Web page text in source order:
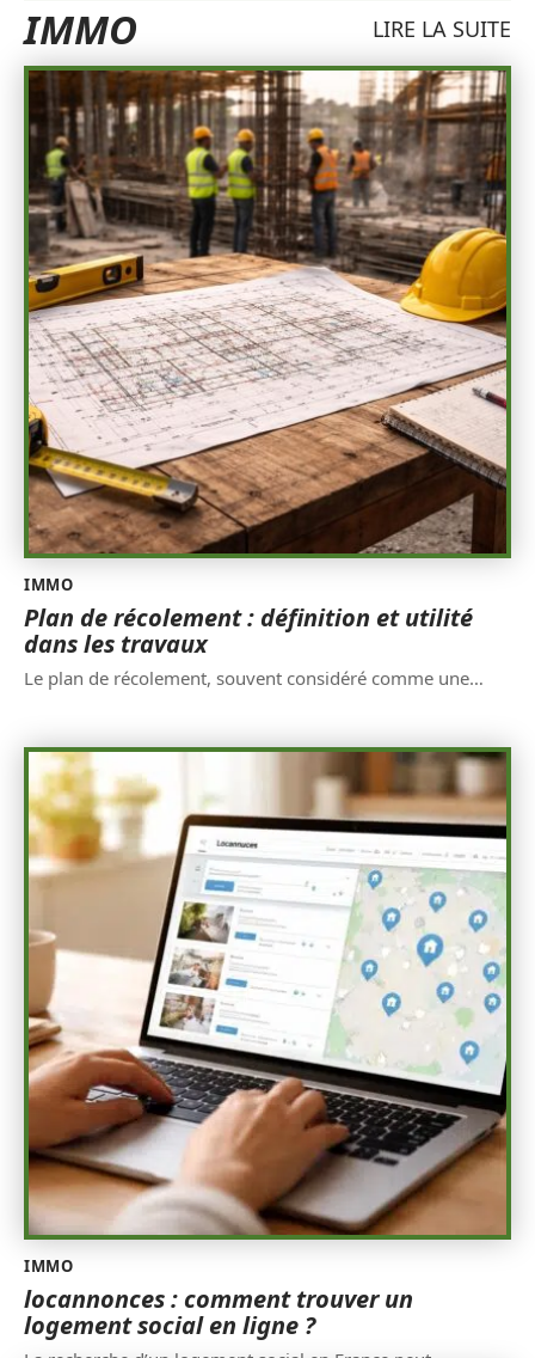
IMMO LIRE LA SUITE
IMMO
Plan de récolement : définition et utilité
dans les travaux
Le plan de récolement, souvent considéré comme une…
IMMO
locannonces : comment trouver un
logement social en ligne ?